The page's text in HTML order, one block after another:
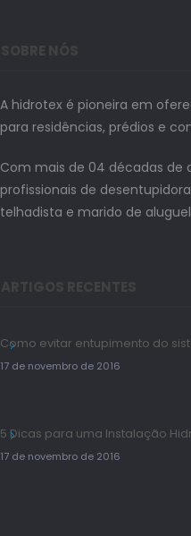
A hidrotex é pioneira em
para residências, prédios e
Com mais de 04 décadas
profissionais de
telhadista e marido de
Como evitar entupimento do
17 de novembro de 2016
5 Dicas para uma Instalação
17 de novembro de 2016